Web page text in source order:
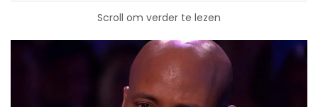
Scroll om verder te lezen